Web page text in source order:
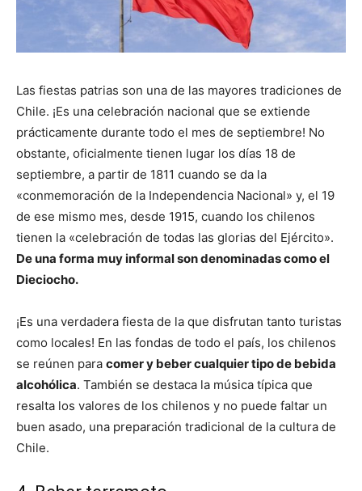
Las fiestas patrias son una de las mayores tradiciones de
Chile. ¡Es una celebración nacional que se extiende
prácticamente durante todo el mes de septiembre! No
obstante, oficialmente tienen lugar los días 18 de
septiembre, a partir de 1811 cuando se da la
«conmemoración de la Independencia Nacional» y, el 19
de ese mismo mes, desde 1915, cuando los chilenos
tienen la «celebración de todas las glorias del Ejército».
De una forma muy informal son denominadas como el
Dieciocho.
¡Es una verdadera fiesta de la que disfrutan tanto turistas
como locales! En las fondas de todo el país, los chilenos
se reúnen para comer y beber cualquier tipo de bebida
alcohólica. También se destaca la música típica que
resalta los valores de los chilenos y no puede faltar un
buen asado, una preparación tradicional de la cultura de
Chile.